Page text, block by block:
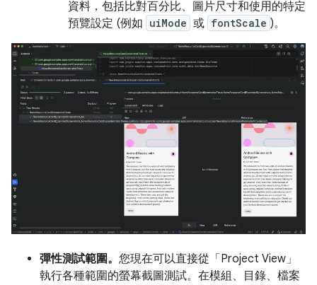
資料，包括比對百分比、圖片尺寸和使用的特定
預覽設定 (例如 uiMode 或 fontScale )。
彈性測試範圍。 您現在可以直接從「Project View」
執行各種範圍的螢幕截圖測試。在模組、目錄、檔案